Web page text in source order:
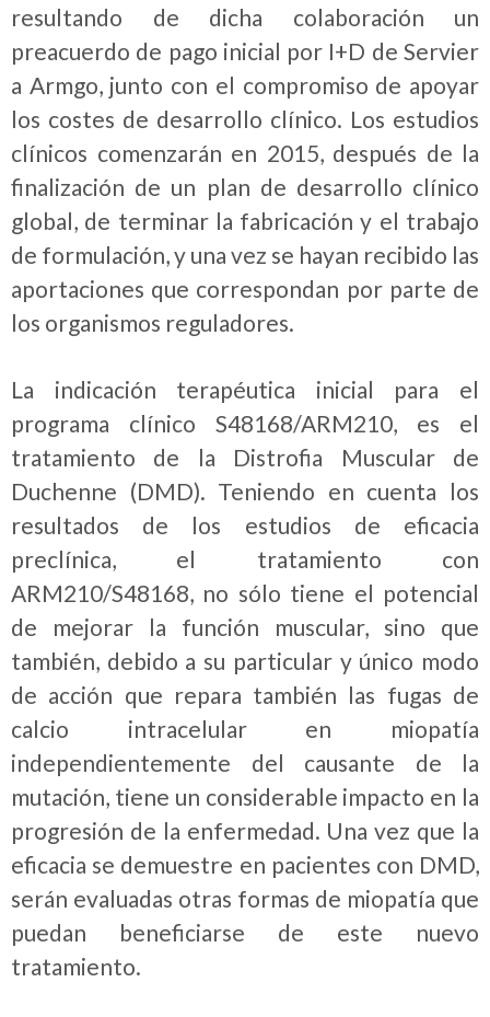
resultando de dicha colaboración un
preacuerdo de pago inicial por I+D de Servier
a Armgo, junto con el compromiso de apoyar
los costes de desarrollo clínico. Los estudios
clínicos comenzarán en 2015, después de la
finalización de un plan de desarrollo clínico
global, de terminar la fabricación y el trabajo
de formulación, y una vez se hayan recibido las
aportaciones que correspondan por parte de
los organismos reguladores.
La indicación terapéutica inicial para el
programa clínico S48168/ARM210, es el
tratamiento de la Distrofia Muscular de
Duchenne (DMD). Teniendo en cuenta los
resultados de los estudios de eficacia
preclínica, el tratamiento con
ARM210/S48168, no sólo tiene el potencial
de mejorar la función muscular, sino que
también, debido a su particular y único modo
de acción que repara también las fugas de
calcio intracelular en miopatía
independientemente del causante de la
mutación, tiene un considerable impacto en la
progresión de la enfermedad. Una vez que la
eficacia se demuestre en pacientes con DMD,
serán evaluadas otras formas de miopatía que
puedan beneficiarse de este nuevo
tratamiento.